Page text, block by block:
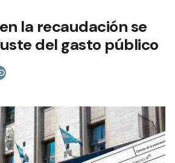
la recaudación se
del gasto público